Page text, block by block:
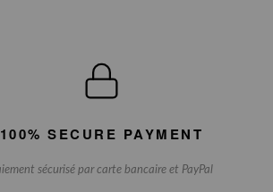
100% SECURE PAYMENT
sécurisé par carte bancaire et PayPal